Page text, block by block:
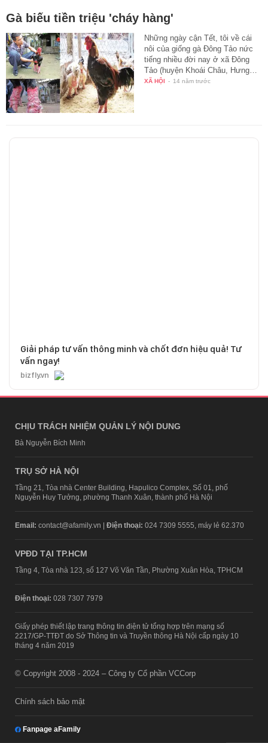
Gà biếu tiền triệu 'cháy hàng'
Những ngày cận Tết, tôi về cái
nôi của giống gà Đông Tảo nức
tiếng nhiều đời nay ở xã Đông
Tảo (huyện Khoái Châu, Hưng…
XÃ HỘI - 14 năm trước
Giải pháp tư vấn thông minh và chốt đơn hiệu quả! Tư
vấn ngay!
bizfly.vn
CHỊU TRÁCH NHIỆM QUẢN LÝ NỘI DUNG
Bà Nguyễn Bích Minh
TRỤ SỞ HÀ NỘI
Tầng 21, Tòa nhà Center Building, Hapulico Complex, Số 01, phố
Nguyễn Huy Tưởng, phường Thanh Xuân, thành phố Hà Nội
Email: contact@afamily.vn | Điện thoại: 024 7309 5555, máy lẻ 62.370
VPĐD TẠI TP.HCM
Tầng 4, Tòa nhà 123, số 127 Võ Văn Tần, Phường Xuân Hòa, TPHCM
Điện thoại: 028 7307 7979
Giấy phép thiết lập trang thông tin điện tử tổng hợp trên mạng số
2217/GP-TTĐT do Sở Thông tin và Truyền thông Hà Nội cấp ngày 10
tháng 4 năm 2019
© Copyright 2008 - 2024 – Công ty Cổ phần VCCorp
Chính sách bảo mật
Fanpage aFamily